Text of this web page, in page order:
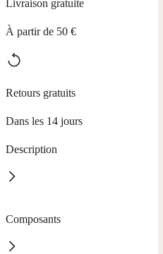
Livraison gratuite
À partir de 50 €
Retours gratuits
Dans les 14 jours
Description
HAKAWERK offre à votre coiffure
brillance saine. Sa formule
Composants